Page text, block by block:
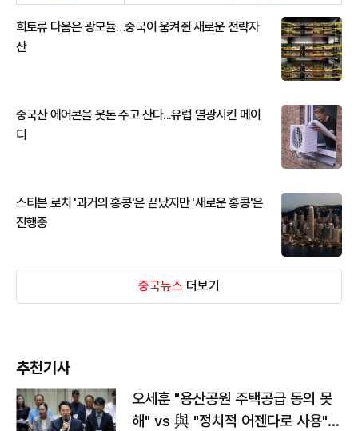
희토류 다음은 광모듈…중국이 움켜쥔 새로운 전략자
산
중국산 에어콘을 웃돈 주고 산다...유럽 열광시킨 메이
디
스티븐 로치 '과거의 홍콩'은 끝났지만 '새로운 홍콩'은
진행중
중국뉴스 더보기
추천기사
오세훈 "용산공원 주택공급 동의 못
해" vs 與 "정치적 어젠다로 사용"